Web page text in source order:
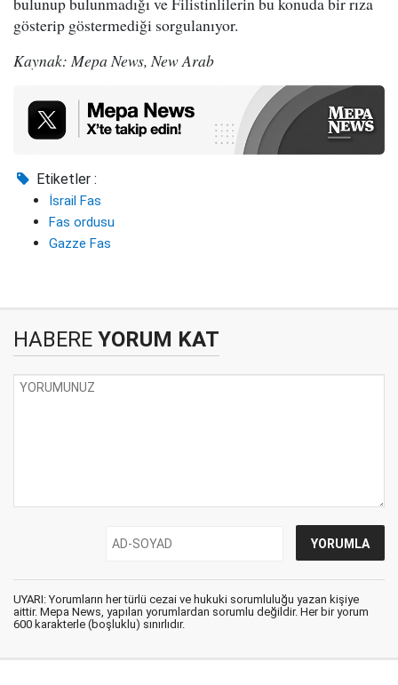
gösterip göstermediği sorgulanıyor.
Kaynak: Mepa News, New Arab
Etiketler :
İsrail Fas
Fas ordusu
Gazze Fas
HABERE YORUM KAT
UYARI: Yorumların her türlü cezai ve hukuki sorumluluğu yazan kişiye
aittir. Mepa News, yapılan yorumlardan sorumlu değildir. Her bir yorum
600 karakterle (boşluklu) sınırlıdır.